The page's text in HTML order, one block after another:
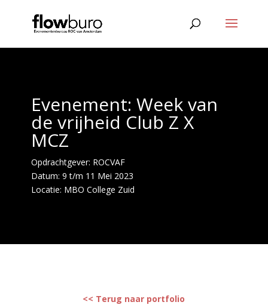
Evenement: Week van
de vrijheid Club Z X
MCZ
Opdrachtgever: ROCVAF
Datum: 9 t/m 11 Mei 2023
Locatie: MBO College Zuid
<< Terug naar portfolio